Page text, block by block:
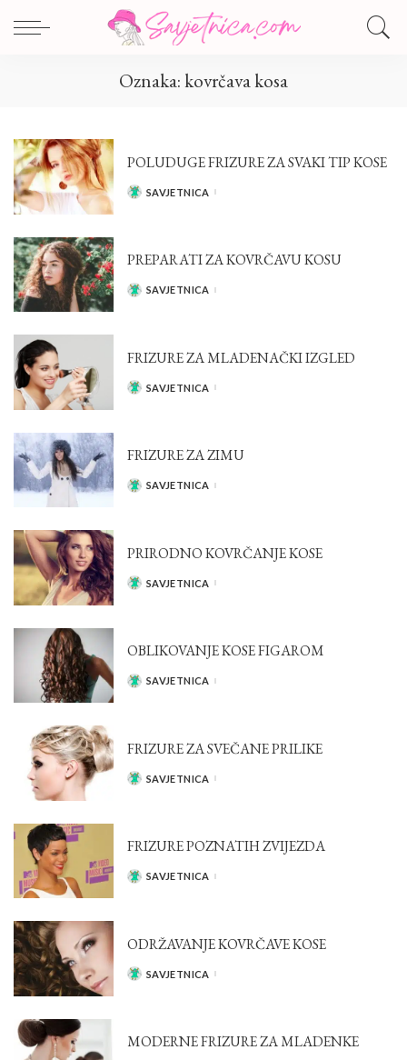
Oznaka:kovrčava kosa
POLUDUGE FRIZURE ZA SVAKI TIP KOSE
POSTED
SAVJETNICA
PREPARATI ZA KOVRČAVU KOSU
POSTED
SAVJETNICA
FRIZURE ZA MLADENAČKI IZGLED
POSTED
SAVJETNICA
FRIZURE ZA ZIMU
POSTED
SAVJETNICA
PRIRODNO KOVRČANJE KOSE
POSTED
SAVJETNICA
OBLIKOVANJE KOSE FIGAROM
POSTED
SAVJETNICA
FRIZURE ZA SVEČANE PRILIKE
POSTED
SAVJETNICA
FRIZURE POZNATIH ZVIJEZDA
POSTED
SAVJETNICA
ODRŽAVANJE KOVRČAVE KOSE
POSTED
SAVJETNICA
MODERNE FRIZURE ZA MLADENKE